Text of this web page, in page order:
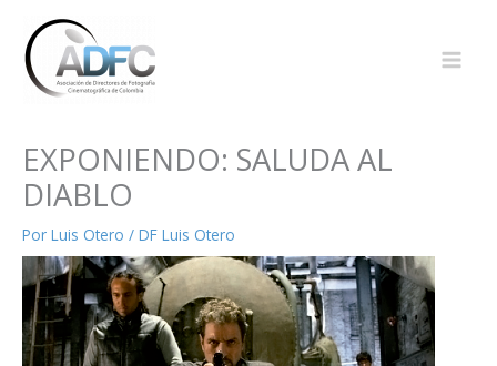
contenido
EXPONIENDO: SALUDA AL
DIABLO
Por Luis Otero / DF Luis Otero